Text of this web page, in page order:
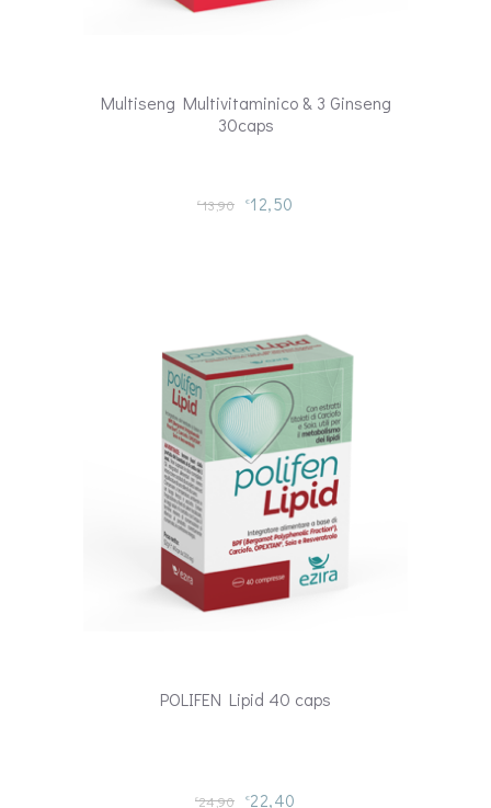
Multiseng Multivitaminico & 3 Ginseng
30caps
€13,90 €12,50
POLIFEN Lipid 40 caps
€24,90 €22,40